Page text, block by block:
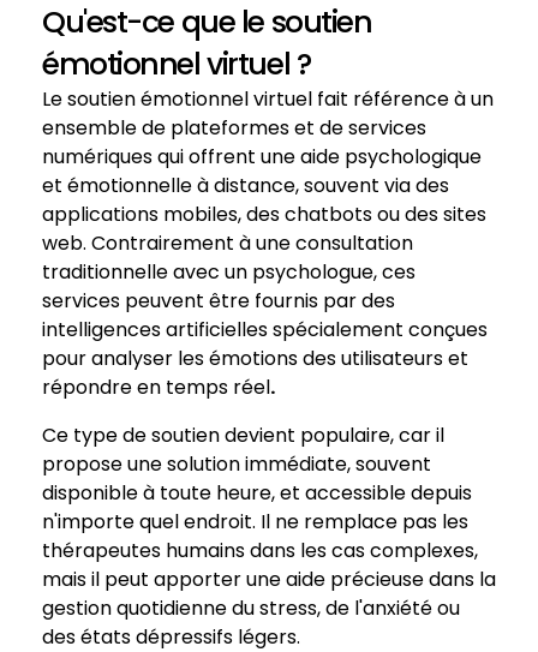
Qu'est-ce que le soutien
émotionnel virtuel ?
Le soutien émotionnel virtuel fait référence à un
ensemble de plateformes et de services
numériques qui offrent une aide psychologique
et émotionnelle à distance, souvent via des
applications mobiles, des chatbots ou des sites
web. Contrairement à une consultation
traditionnelle avec un psychologue, ces
services peuvent être fournis par des
intelligences artificielles spécialement conçues
pour analyser les émotions des utilisateurs et
répondre en temps réel.
Ce type de soutien devient populaire, car il
propose une solution immédiate, souvent
disponible à toute heure, et accessible depuis
n'importe quel endroit. Il ne remplace pas les
thérapeutes humains dans les cas complexes,
mais il peut apporter une aide précieuse dans la
gestion quotidienne du stress, de l'anxiété ou
des états dépressifs légers.